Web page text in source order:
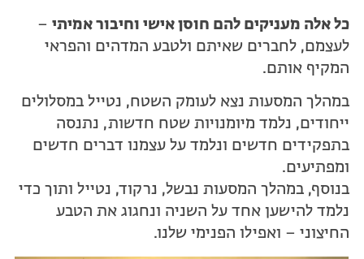
כל אלה מעניקים להם חוסן אישי וחיבור אמיתי –
לעצמם, לחברים שאיתם ולטבע המדהים והפראי
המקיף אותם.
במהלך המסעות נצא לעומק השטח, נטייל במסלולים
ייחודים, נלמד מיומנויות שטח חדשות, נתנסה
בתפקידים חדשים ונלמד על עצמנו דברים חדשים
ומפתיעים.
בנוסף, במהלך המסעות נבשל, נרקוד, נטייל ותוך כדי
נלמד להישען אחד על השניה ונחגוג את הטבע
החיצוני – ואפילו הפנימי שלנו.